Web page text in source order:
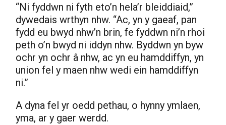
“Ni fyddwn ni fyth eto’n hela’r bleiddiaid,”
dywedais wrthyn nhw. “Ac, yn y gaeaf, pan
fydd eu bwyd nhw’n brin, fe fyddwn ni’n rhoi
peth o’n bwyd ni iddyn nhw. Byddwn yn byw
ochr yn ochr â nhw, ac yn eu hamddiffyn, yn
union fel y maen nhw wedi ein hamddiffyn
ni.”
A dyna fel yr oedd pethau, o hynny ymlaen,
yma, ar y gaer werdd.